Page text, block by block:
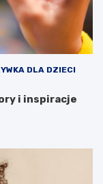
DLA DZIECI
i inspiracje